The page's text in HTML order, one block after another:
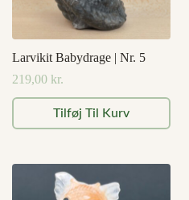
Larvikit Babydrage | Nr. 5
219,00 kr.
Tilføj Til Kurv